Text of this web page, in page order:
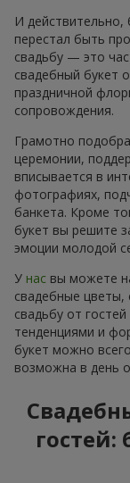
И действительно,
перестал быть
свадьбу — это
свадебный букет
праздничной
сопровождения.
Грамотно
церемонии,
вписывается в
фотографиях,
банкета. Кроме
букет вы решите
эмоции молодой
У нас вы можете
свадебные
свадьбу от
тенденциями и
букет можно
возможна в день